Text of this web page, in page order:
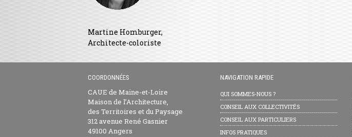
Martine Homburger,
Architecte-coloriste
COORDONNÉES
CAUE de Maine-et-Loire
Maison de l’Architecture,
des Territoires et du Paysage
312 avenue René Gasnier
49100 Angers
NAVIGATION RAPIDE
QUI SOMMES-NOUS ?
CONSEIL AUX COLLECTIVITÉS
CONSEIL AUX PARTICULIERS
INFOS PRATIQUES